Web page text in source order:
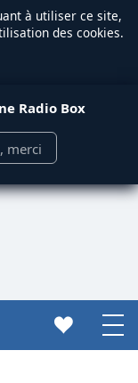
à utiliser ce site,
des cookies.
Radio Box
merci